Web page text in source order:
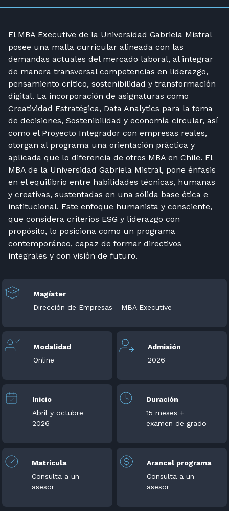
El MBA Executive de la Universidad Gabriela Mistral
posee una malla curricular alineada con las
demandas actuales del mercado laboral, al integrar
de manera transversal competencias en liderazgo,
pensamiento crítico, sostenibilidad y transformación
digital. La incorporación de asignaturas como
Creatividad Estratégica, Data Analytics para la toma
de decisiones, Sostenibilidad y economía circular, así
como el Proyecto Integrador con empresas reales,
otorgan al programa una orientación práctica y
aplicada que lo diferencia de otros MBA en Chile. El
MBA de la Universidad Gabriela Mistral, pone énfasis
en el equilibrio entre habilidades técnicas, humanas
y creativas, sustentadas en una sólida base ética e
institucional. Este enfoque humanista y consciente,
que considera criterios ESG y liderazgo con
propósito, lo posiciona como un programa
contemporáneo, capaz de formar directivos
integrales y con visión de futuro.
Magíster
Dirección de Empresas - MBA Executive
Modalidad
Online
Admisión
2026
Inicio
Abril y octubre
2026
Duración
15 meses +
examen de grado
Matrícula
Consulta a un
asesor
Arancel programa
Consulta a un
asesor